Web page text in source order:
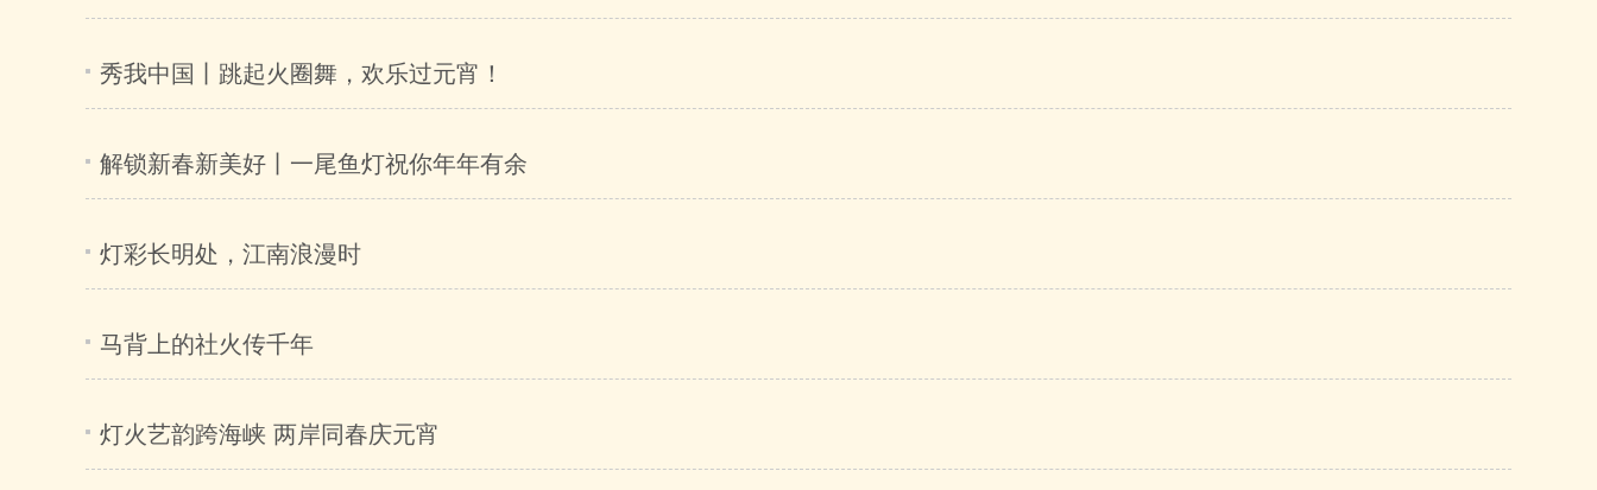
秀我中国丨跳起火圈舞，欢乐过元宵！
解锁新春新美好丨一尾鱼灯祝你年年有余
灯彩长明处，江南浪漫时
马背上的社火传千年
灯火艺韵跨海峡 两岸同春庆元宵